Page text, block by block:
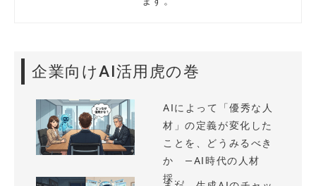
企業向けAI活用虎の巻
AIによって「優秀な人
材」の定義が変化した
ことを、どうみるべき
か —AI時代の人材
採...